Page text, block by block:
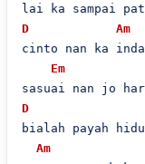
D
Am
cinto nan ka
Em
D
bialah payah
Am